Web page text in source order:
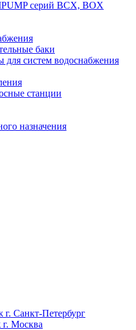
серий BCX, BOX
баки
систем водоснабжения
станции
назначения
г. Санкт-Петербург
Москва